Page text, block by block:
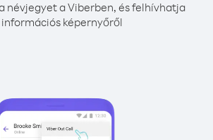
névjegyet a Viberben, és felhívhatja
információs képernyőről